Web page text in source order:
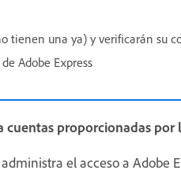
tienen una ya) y verificarán su
Adobe Express
cuentas proporcionadas por
el acceso a Adobe